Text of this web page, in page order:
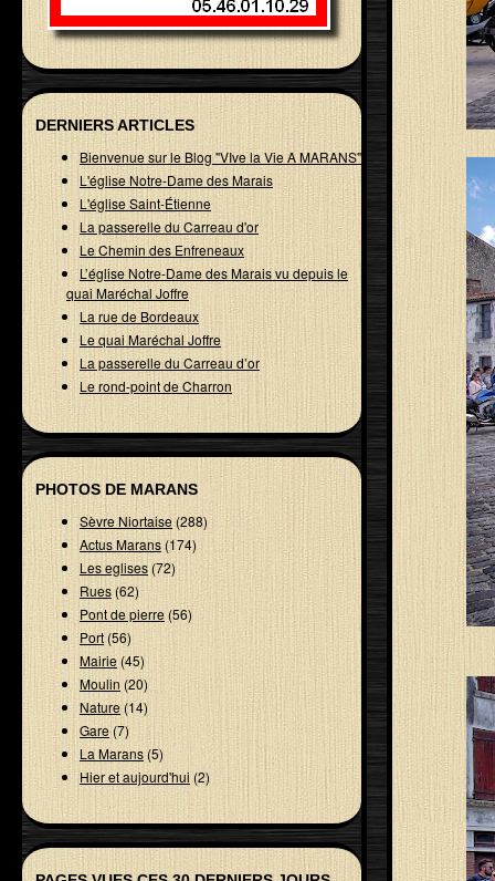
DERNIERS ARTICLES
Bienvenue sur le Blog "VIve la Vie A MARANS"
L'église Notre-Dame des Marais
L'église Saint-Étienne
La passerelle du Carreau d'or
Le Chemin des Enfreneaux
L’église Notre-Dame des Marais vu depuis le
quai Maréchal Joffre
La rue de Bordeaux
Le quai Maréchal Joffre
La passerelle du Carreau d’or
Le rond-point de Charron
PHOTOS DE MARANS
Sèvre Niortaise(288)
Actus Marans (174)
Les eglises(72)
Rues(62)
Pont de pierre(56)
Port(56)
Mairie(45)
Moulin(20)
Nature(14)
Gare (7)
La Marans(5)
Hier et aujourd'hui (2)